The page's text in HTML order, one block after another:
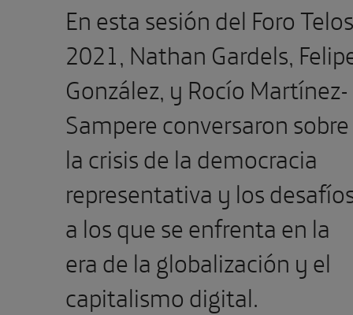
En esta sesión del Foro Telos
2021, Nathan Gardels,
González, y Rocío Martínez-
Sampere conversaron sobre
la crisis de la democracia
representativa y los
a los que se enfrenta en la
era de la globalización y el
capitalismo digital.